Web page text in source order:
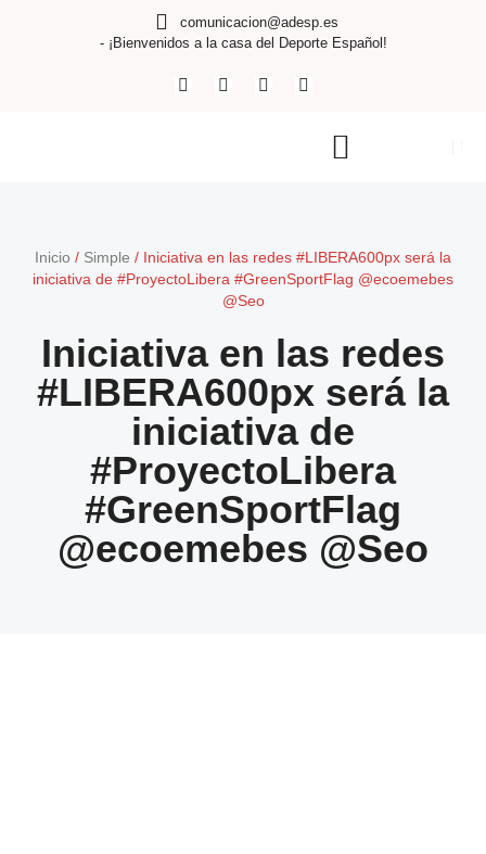
comunicacion@adesp.es
- ¡Bienvenidos a la casa del Deporte Español!
Inicio / Simple / Iniciativa en las redes #LIBERA600px será la
iniciativa de #ProyectoLibera #GreenSportFlag @ecoemebes
@Seo
Iniciativa en las redes
#LIBERA600px será la
iniciativa de
#ProyectoLibera
#GreenSportFlag
@ecoemebes @Seo